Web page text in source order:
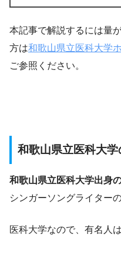
本記事で解説するには量
方は和歌山県立医科大学
ご参照ください。
和歌山県立医科大学
和歌山県立医科大学出身
シンガーソングライター
医科大学なので、有名人